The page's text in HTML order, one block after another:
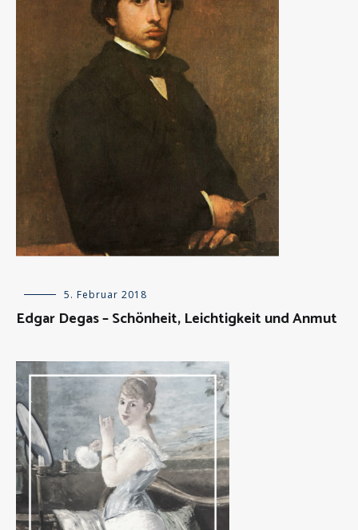
Allgemein5. Februar 2018
Edgar Degas – Schönheit, Leichtigkeit und Anmut